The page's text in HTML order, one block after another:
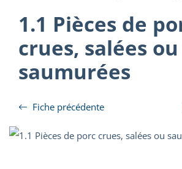
1.1 Pièces de
crues, salées ou
saumurées
Fiche précédente